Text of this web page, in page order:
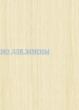
для замены